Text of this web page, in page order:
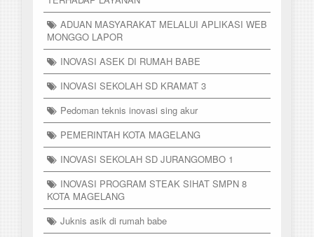
ADUAN MASYARAKAT MELALUI APLIKASI WEB
MONGGO LAPOR
INOVASI ASEK DI RUMAH BABE
INOVASI SEKOLAH SD KRAMAT 3
Pedoman teknis inovasi sing akur
PEMERINTAH KOTA MAGELANG
INOVASI SEKOLAH SD JURANGOMBO 1
INOVASI PROGRAM STEAK SIHAT SMPN 8
KOTA MAGELANG
Juknis asik di rumah babe